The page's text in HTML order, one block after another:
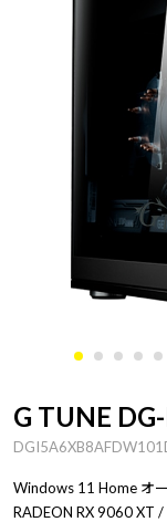
G TUNE
Windows 11 Home オ
RADEON RX 9060 XT